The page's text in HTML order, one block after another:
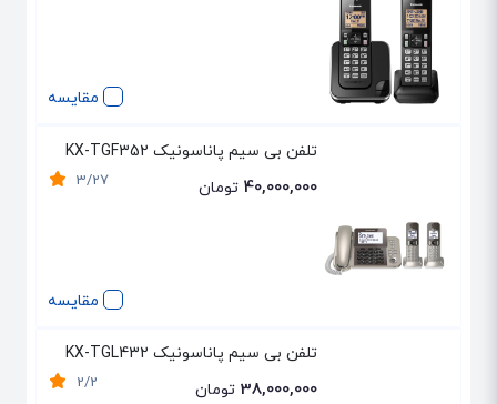
مقایسه
مقایسه
تلفن بی سیم پاناسونیک KX-TGF352
3/27 40,000,000 تومان
تلفن بی سیم پاناسونیک KX-TGL432
2/2 38,000,000 تومان